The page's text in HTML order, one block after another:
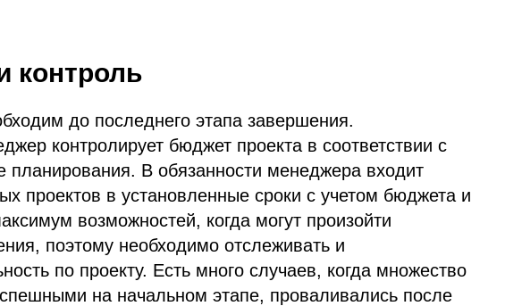
контроль
до последнего этапа завершения.
контролирует бюджет проекта в соответствии с
планирования. В обязанности менеджера входит
проектов в установленные сроки с учетом бюджета и
возможностей, когда могут произойти
поэтому необходимо отслеживать и
по проекту. Есть много случаев, когда множество
на начальном этапе, проваливались после